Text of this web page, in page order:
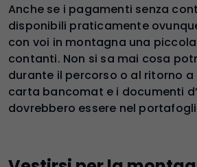
Anche se i pagamenti senza
disponibili praticamente
con voi in montagna una
contanti. Non si sa mai cosa
durante il percorso o al ritorno a
carta bancomat e i documenti
dovrebbero essere nel